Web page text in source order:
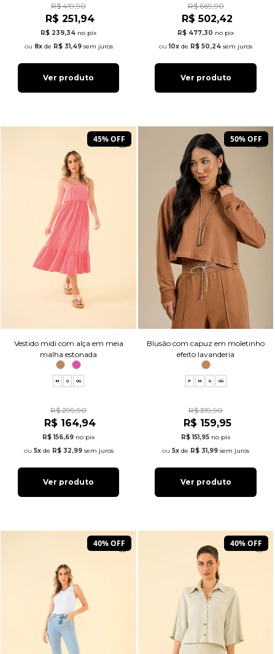
R$ 419,90
R$ 251,94
R$ 239,34 no pix
8xde R$ 31,49sem juros
Ver produto
R$ 669,90
R$ 502,42
R$ 477,30 no pix
10x de R$ 50,24 sem juros
Ver produto
45% OFF
Vestido midi com alça em meia
malha estonada
M G GG
R$ 299,90
R$ 164,94
R$ 156,69 no pix
5xde R$ 32,99sem juros
Ver produto
50% OFF
Blusão com capuz em moletinho
efeito lavanderia
P M G GG
R$ 319,90
R$ 159,95
R$ 151,95 no pix
5x de R$ 31,99 sem juros
Ver produto
40% OFF 40% OFF